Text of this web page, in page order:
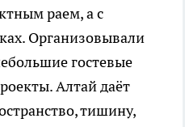
раем, а с
Организовывали
гостевые
Алтай даёт
тишину,